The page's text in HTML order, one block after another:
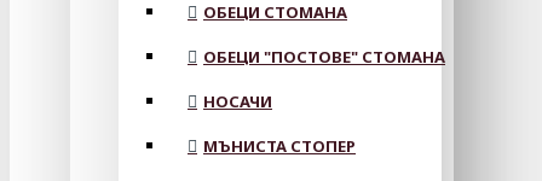
ОБЕЦИ СТОМАНА
ОБЕЦИ "ПОСТОВЕ" СТОМАНА
НОСАЧИ
МЪНИСТА СТОПЕР